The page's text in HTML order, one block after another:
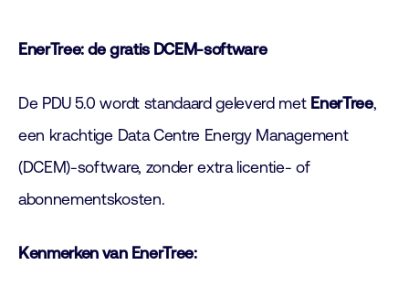
EnerTree: de gratis DCEM-software
De PDU 5.0 wordt standaard geleverd met EnerTree,
een krachtige Data Centre Energy Management
(DCEM)-software, zonder extra licentie- of
abonnementskosten.
Kenmerken van EnerTree: